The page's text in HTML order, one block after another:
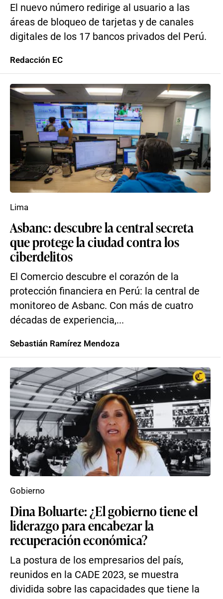
El nuevo número redirige al usuario a las
áreas de bloqueo de tarjetas y de canales
digitales de los 17 bancos privados del Perú.
Redacción EC
Asbanc: descubre la central secreta
que protege la ciudad contra los
ciberdelitos
El Comercio descubre el corazón de la
protección financiera en Perú: la central de
monitoreo de Asbanc. Con más de cuatro
décadas de experiencia,...
Lima
Sebastián Ramírez Mendoza
Dina Boluarte: ¿El gobierno tiene el
liderazgo para encabezar la
recuperación económica?
La postura de los empresarios del país,
reunidos en la CADE 2023, se muestra
dividida sobre las capacidades que tiene la
Gobierno